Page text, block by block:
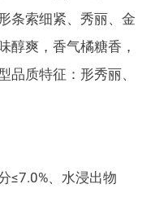
条索细紧、秀丽、金
醇爽，香气橘糖香，
品质特征：形秀丽、
≤7.0%、水浸出物